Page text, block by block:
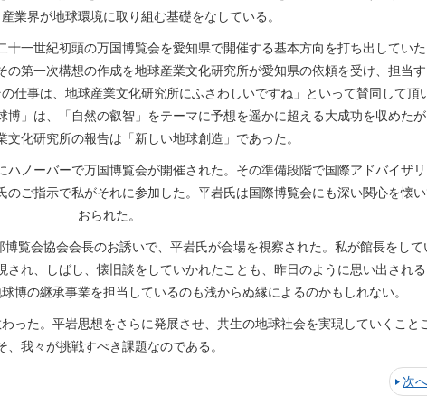
業界が地球環境に取り組む基礎をなしている。
一世紀初頭の万国博覧会を愛知県で開催する基本方向を打ち出していた
の第一次構想の作成を地球産業文化研究所が愛知県の依頼を受け、担当す
仕事は、地球産業文化研究所にふさわしいですね」といって賛同して頂
」は、「自然の叡智」をテーマに予想を遥かに超える大成功を収めたが
文化研究所の報告は「新しい地球創造」であった。
ノーバーで万国博覧会が開催された。その準備段階で国際アドバイザ
のご指示で私がそれに参加した。平岩氏は国際博覧会にも深い関心を懐
おられた。
覧会協会会長のお誘いで、平岩氏が会場を視察された。私が館長をして
れ、しばし、懐旧談をしていかれたことも、昨日のように思い出される
博の継承事業を担当しているのも浅からぬ縁によるのかもしれない。
った。平岩思想をさらに発展させ、共生の地球社会を実現していくこと
、我々が挑戦すべき課題なのである。
次へ